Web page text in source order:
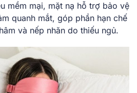
mềm mại, mặt nạ hỗ trợ bảo vệ
quanh mắt, góp phần hạn chế
và nếp nhăn do thiếu ngủ.